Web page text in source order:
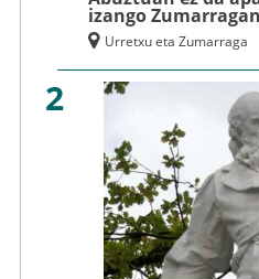
izango Zumarragan
Urretxu eta Zumarraga
2